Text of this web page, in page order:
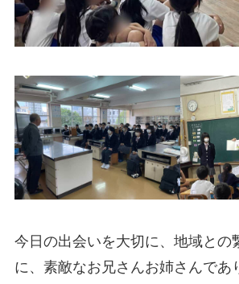
今日の出会いを大切に、地域との
に、素敵なお兄さんお姉さんであ